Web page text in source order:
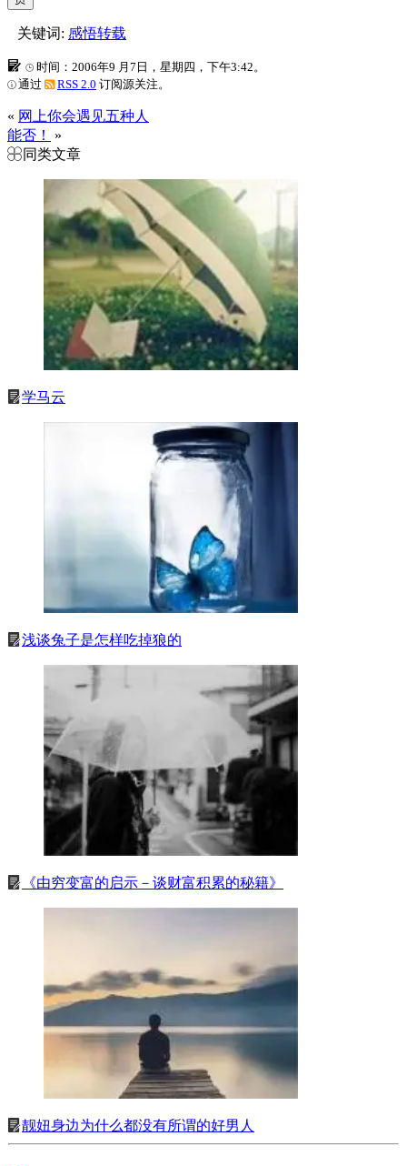
关键词: 感悟转载
时间：2006年9 月7日，星期四，下午3:42。
通过
RSS 2.0 订阅源关注。
« 网上你会遇见五种人
能否！
»
同类文章
学马云
浅谈兔子是怎样吃掉狼的
《由穷变富的启示－谈财富积累的秘籍》
靓妞身边为什么都没有所谓的好男人